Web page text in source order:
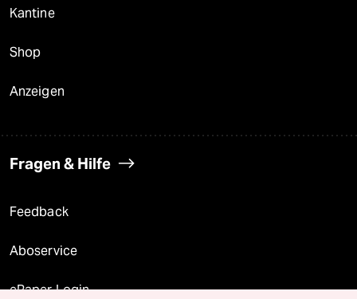
Kantine
Shop
Anzeigen
Fragen & Hilfe
Feedback
Aboservice
ePaper Login